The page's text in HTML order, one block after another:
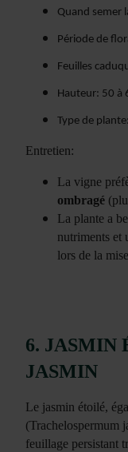
Quand semer
Période de
Feuilles
Hauteur: 50 à
Type de
Entretien:
La vigne
ombragé
La plante a
nutriments et
lors de la
6. JASMIN
JASMIN
Le jasmin étoilé,
(Trachelospermum
feuillage persistant